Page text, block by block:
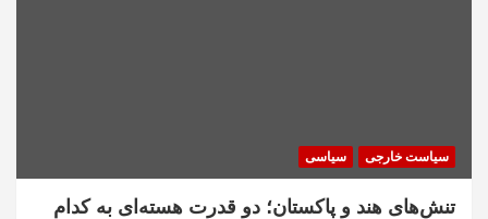
سیاست خارجی سیاسی
تنش‌های هند و پاکستان؛ دو قدرت هسته‌ای به کدام